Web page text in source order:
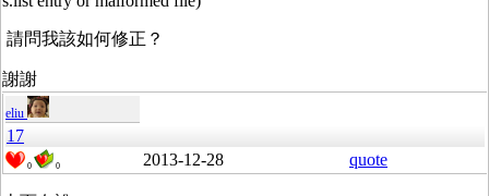
請問我該如何修正？
謝謝
eliu
17
0 0 2013-12-28 quote